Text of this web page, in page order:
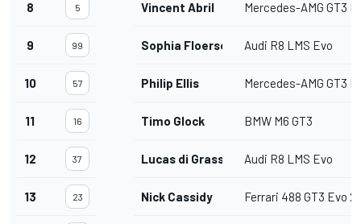
8 5 Vincent Abril Mercedes-AMG GT3
9 99 Sophia Floersch Audi R8 LMS Evo
10 57 Philip Ellis Mercedes-AMG GT3
11 16 Timo Glock BMW M6 GT3
12 37 Lucas di Grassi Audi R8 LMS Evo
13 23 Nick Cassidy Ferrari 488 GT3 Evo